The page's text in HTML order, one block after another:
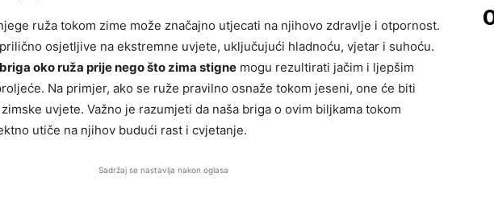
ruža tokom zime može značajno utjecati na njihovo zdravlje i otpornost.
osjetljive na ekstremne uvjete, uključujući hladnoću, vjetar i suhoću.
oko ruža prije nego što zima stigne mogu rezultirati jačim i ljepšim
Na primjer, ako se ruže pravilno osnaže tokom jeseni, one će biti
uvjete. Važno je razumjeti da naša briga o ovim biljkama tokom
utiče na njihov budući rast i cvjetanje.
Sadržaj se nastavlja nakon oglasa